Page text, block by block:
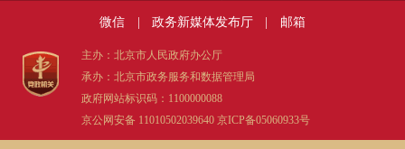
微信 政务新媒体发布厅 邮箱
主办：北京市人民政府办公厅
承办：北京市政务服务和数据管理局
政府网站标识码：1100000088
京公网安备 11010502039640 京ICP备05060933号